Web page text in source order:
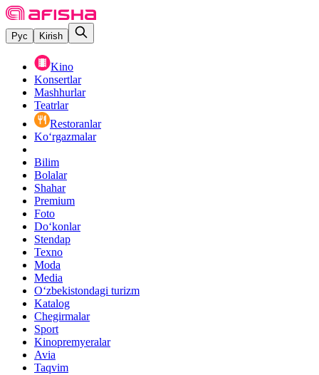
Рус Kirish
Kino
Konsertlar
Mashhurlar
Teatrlar
Restoranlar
Ko‘rgazmalar
Bilim
Bolalar
Shahar
Premium
Foto
Do‘konlar
Stendap
Texno
Moda
Media
O‘zbekistondagi turizm
Katalog
Chegirmalar
Sport
Kinopremyeralar
Avia
Taqvim